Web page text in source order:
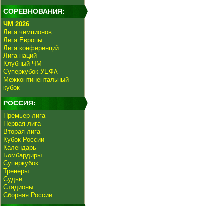
СОРЕВНОВАНИЯ:
ЧМ 2026
Лига чемпионов
Лига Европы
Лига конференций
Лига наций
Клубный ЧМ
Суперкубок УЕФА
Межконтинентальный
кубок
РОССИЯ:
Премьер-лига
Первая лига
Вторая лига
Кубок России
Календарь
Бомбардиры
Суперкубок
Тренеры
Судьи
Стадионы
Сборная России